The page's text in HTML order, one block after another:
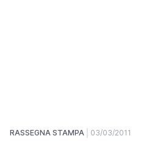
RASSEGNA STAMPA 03/03/2011